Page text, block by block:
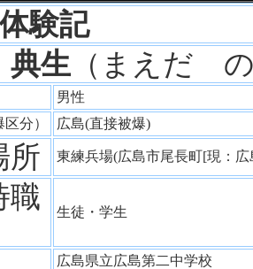
験記
生 （まえだ
男性
分）
広島(直接被爆)
所 東練兵場(広島市尾長町[現：
職
生徒・学生
広島県立広島第二中学校